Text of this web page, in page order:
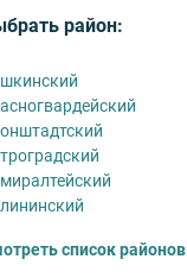
район:
список районов